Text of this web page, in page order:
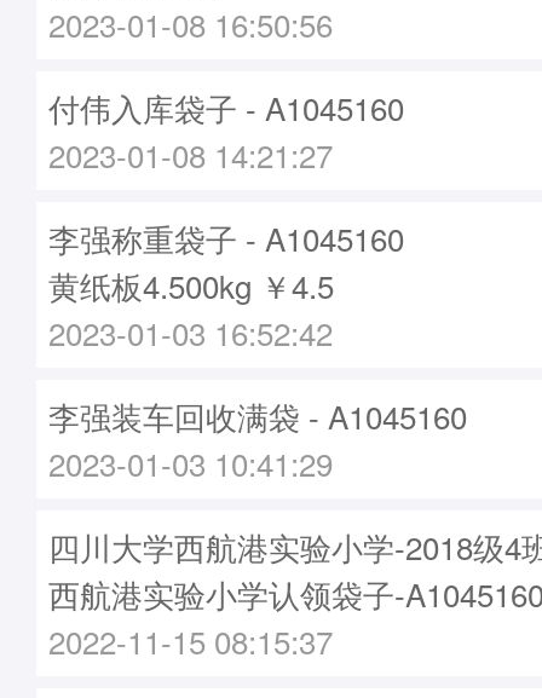
2023-01-08 16:50:56
付伟入库袋子 - A1045160
2023-01-08 14:21:27
李强称重袋子 - A1045160
黄纸板4.500kg ￥4.5
2023-01-03 16:52:42
李强装车回收满袋 - A1045160
2023-01-03 10:41:29
四川大学西航港实验小学-2018级4
西航港实验小学认领袋子-
2022-11-15 08:15:37